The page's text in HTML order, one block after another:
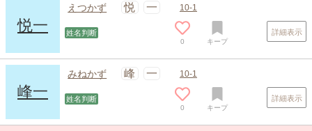
悦一
えつかず 悦 一 10-1
姓名判断
0 キープ
詳細表示
峰一
みねかず 峰 一 10-1
姓名判断
0 キープ
詳細表示